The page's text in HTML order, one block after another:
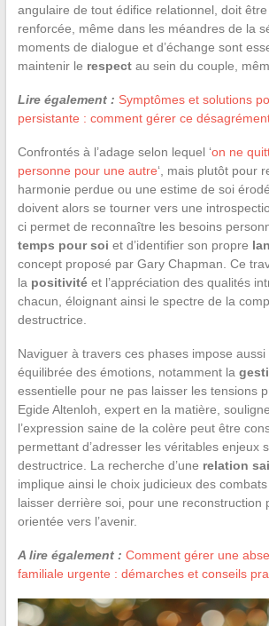
angulaire de tout édifice relationnel, doit
renforcée, même dans les méandres de la
moments de dialogue et d’échange sont
maintenir le respectau sein du couple,
Lire également : Symptômes et solutions
persistante : comment gérer ce
Confrontés à l’adage selon lequel ‘on ne
personne pour une autre‘, mais plutôt pour
harmonie perdue ou une estime de soi
doivent alors se tourner vers une
ci permet de reconnaître les besoins
temps pour soi et d’identifier son propre
concept proposé par Gary Chapman. Ce
la positivitéet l’appréciation des qualités
chacun, éloignant ainsi le spectre de la
destructrice.
Naviguer à travers ces phases impose aussi
équilibrée des émotions, notamment la
essentielle pour ne pas laisser les tensions
Egide Altenloh, expert en la matière,
l’expression saine de la colère peut être
permettant d’adresser les véritables enjeux
destructrice. La recherche d’une relation
implique ainsi le choix judicieux des
laisser derrière soi, pour une reconstruction
orientée vers l’avenir.
A lire également : Comment gérer une
familiale urgente : démarches et conseils